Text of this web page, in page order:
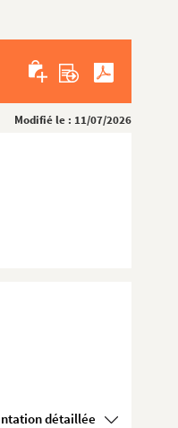
Modifié le : 11/07/2026
Voir la présentation détaillée